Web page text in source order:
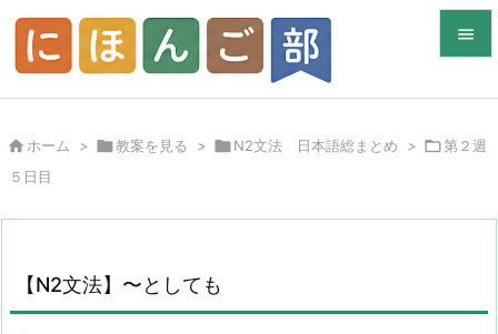

メニュ

前へ

 ホーム > 教案を見る > N2文法 日本語総まとめ > 第２週
５日目
【N2文法】〜としても